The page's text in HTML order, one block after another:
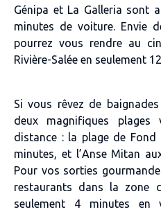
Génipa et La Galleria sont
minutes de voiture. Envie
pourrez vous rendre au
Rivière-Salée en seulement
Si vous rêvez de
deux magnifiques
distance : la plage de
minutes, et l’Anse Mitan
Pour vos sorties
restaurants dans la zone
seulement 4 minutes en